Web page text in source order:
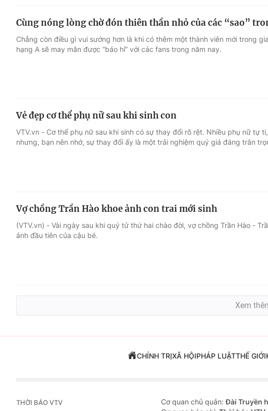
Cùng nóng lòng chờ đón thiên thần nhỏ của các “sao”
Chẳng còn điều gì vui sướng hơn là khi có thêm một thành viên mới trong
hạng A sẽ may mắn được “báo hỉ” với các fans trong năm nay.
Vẻ đẹp cơ thể phụ nữ sau khi sinh con
VTV.vn - Cơ thể phụ nữ sau khi sinh có sự thay đổi rõ rệt. Nhiều phụ nữ tự
nhưng, bạn nên nhớ, sự thay đổi ấy là một trải nghiệm quý giá đáng trân
Vợ chồng Trần Hào khoe ảnh con trai mới sinh
(VTV.vn) - Vài ngày sau khi quý tử thứ hai chào đời, vợ chồng Trần Hào -
ảnh đầu tiên của cậu bé.
Xem
CHÍNH TRỊXÃ HỘIPHÁP LUẬTTHẾ GIỚI
THỜI BÁO VTV Cơ quan chủ quản:Đài Truyền